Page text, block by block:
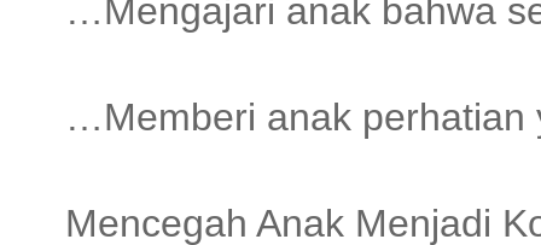
…Mengajari anak bahwa
…Memberi anak perhatian
Mencegah Anak Menjadi